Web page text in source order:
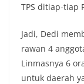
TPS ditiap-tiap
Jadi, Dedi
rawan 4
Linmasnya 6
untuk daerah